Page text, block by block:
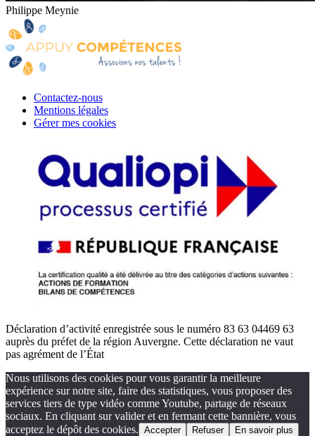
Philippe Meynie
Contactez-nous
Mentions légales
Gérer mes cookies
Déclaration d’activité enregistrée sous le numéro 83 63 04469 63
auprès du préfet de la région Auvergne. Cette déclaration ne vaut
pas agrément de l’État
Nous utilisons des cookies pour vous garantir la meilleure
expérience sur notre site, faire des statistiques, vous proposer des
services tiers de type vidéo comme Youtube, partage de réseaux
sociaux. En cliquant sur valider et en fermant cette bannière, vous
acceptez le dépôt des cookies. Accepter Refuser En savoir plus